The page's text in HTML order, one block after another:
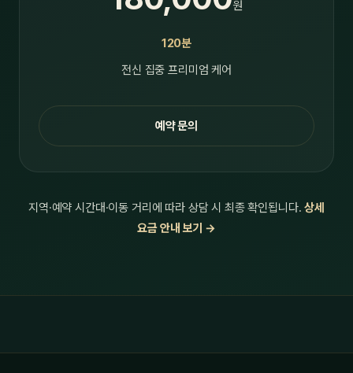
원
120분
전신 집중 프리미엄 케어
예약 문의
지역·예약 시간대·이동 거리에 따라 상담 시 최종 확인됩니다.상세
요금 안내 보기 →